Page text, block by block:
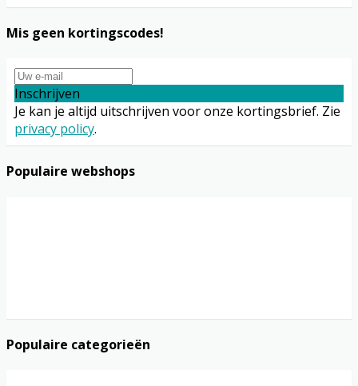
Mis geen kortingscodes!
Inschrijven
Je kan je altijd uitschrijven voor onze kortingsbrief. Zie
privacy policy.
Populaire webshops
Populaire categorieën